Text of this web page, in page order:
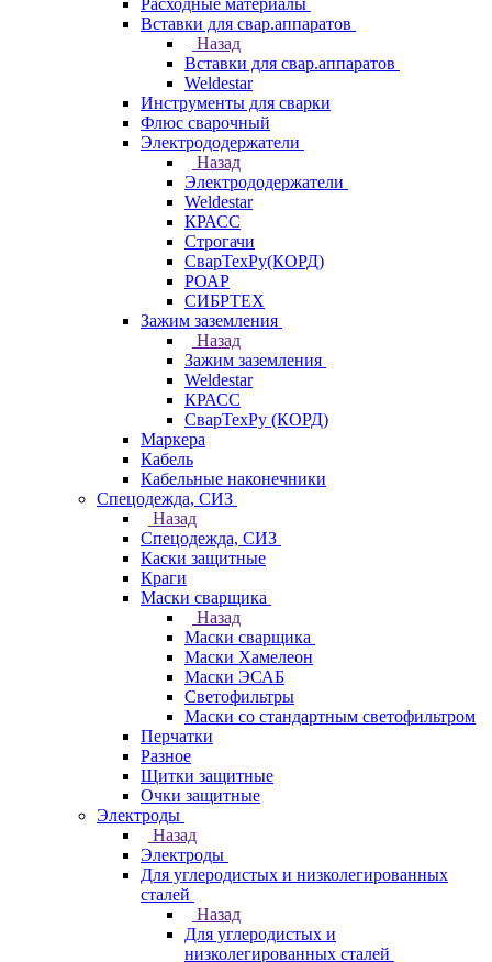
Расходные материалы
Вставки для свар.аппаратов
Назад
Вставки для свар.аппаратов
Weldestar
Инструменты для сварки
Флюс сварочный
Электрододержатели
Назад
Электрододержатели
Weldestar
КРАСС
Строгачи
СварТехРу(КОРД)
РОАР
СИБРТЕХ
Зажим заземления
Назад
Зажим заземления
Weldestar
КРАСС
СварТехРу (КОРД)
Маркера
Кабель
Кабельные наконечники
Спецодежда, СИЗ
Назад
Спецодежда, СИЗ
Каски защитные
Краги
Маски сварщика
Назад
Маски сварщика
Маски Хамелеон
Маски ЭСАБ
Светофильтры
Маски со стандартным светофильтром
Перчатки
Разное
Щитки защитные
Очки защитные
Электроды
Назад
Электроды
Для углеродистых и низколегированных
сталей
Назад
Для углеродистых и
низколегированных сталей